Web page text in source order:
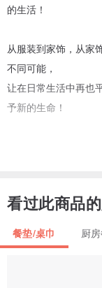
的生活！
从服装到家饰，从家
不同可能，
让在日常生活中再也
予新的生命！
长：45 厘米 宽：33
长：180 厘米 宽：25
看过此商品
餐垫/桌巾 厨